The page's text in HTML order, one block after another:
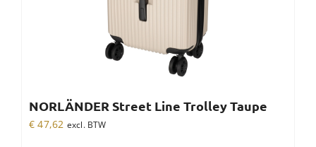
NORLÄNDER Street Line Trolley Taupe
€ 47,62 excl. BTW